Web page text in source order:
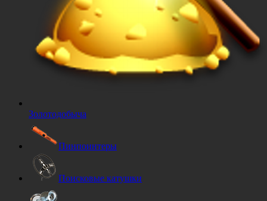
Золотодобыча
Пинпоинтеры
Поисковые катушки